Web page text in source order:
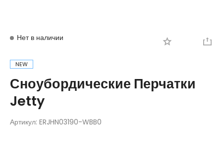
Нет в наличии
NEW
Сноубордические Перчатки
Jetty
Артикул: ERJHN03190-WBB0